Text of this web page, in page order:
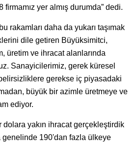
firmamız yer almış durumda” dedi.
rakamları daha da yukarı taşımak
dile getiren Büyüksimitci,
üretim ve ihracat alanlarında
Sanayicilerimiz, gerek küresel
gerekse iç piyasadaki
büyük bir azimle üretmeye ve
ediyor.
dolara yakın ihracat gerçekleştirdik
190'dan fazla ülkeye